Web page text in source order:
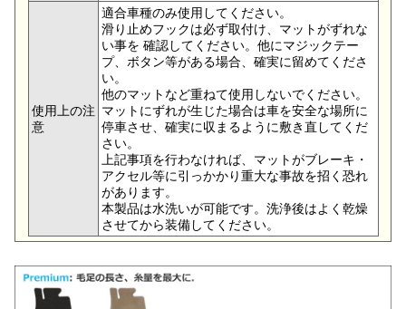
使用上の注
意
適合車種のみ使用してください。
滑り止めフックは必ず取付け、マットがずれな
い事を 確認してください。他にマジックテー
プ、ボタン等がある場合、確実に留めてくださ
い。
他のマットなど重ねて使用しないでください。
マットにずれが生じた場合は車を安全な場所に
停車させ、確実に収まるように敷き直してくだ
さい。
上記事項を行わなければ、マットがブレーキ・
アクセル等に引っかかり重大な事故を招く恐れ
があります。
本製品は水洗いが可能です。洗浄後はよく乾燥
させてから装備してください。